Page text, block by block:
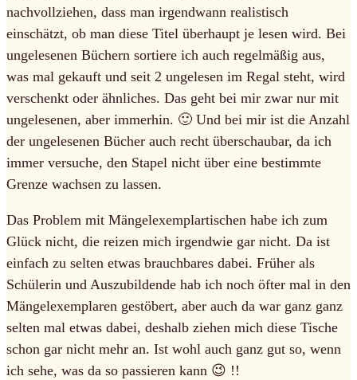
nachvollziehen, dass man irgendwann realistisch
einschätzt, ob man diese Titel überhaupt je lesen wird. Bei
ungelesenen Büchern sortiere ich auch regelmäßig aus,
was mal gekauft und seit 2 ungelesen im Regal steht, wird
verschenkt oder ähnliches. Das geht bei mir zwar nur mit
ungelesenen, aber immerhin. 🙂 Und bei mir ist die Anzahl
der ungelesenen Bücher auch recht überschaubar, da ich
immer versuche, den Stapel nicht über eine bestimmte
Grenze wachsen zu lassen.
Das Problem mit Mängelexemplartischen habe ich zum
Glück nicht, die reizen mich irgendwie gar nicht. Da ist
einfach zu selten etwas brauchbares dabei. Früher als
Schülerin und Auszubildende hab ich noch öfter mal in den
Mängelexemplaren gestöbert, aber auch da war ganz ganz
selten mal etwas dabei, deshalb ziehen mich diese Tische
schon gar nicht mehr an. Ist wohl auch ganz gut so, wenn
ich sehe, was da so passieren kann 😉 !!